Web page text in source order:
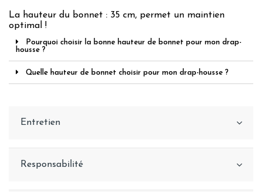
La hauteur du bonnet : 35 cm, permet un maintien
optimal !
Pourquoi choisir la bonne hauteur de bonnet pour mon drap-
housse ?
Quelle hauteur de bonnet choisir pour mon drap-housse ?
Entretien
Responsabilité